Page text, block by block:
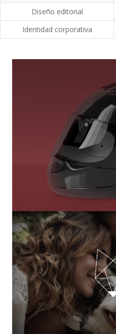
Diseño editorial
Identidad corporativa